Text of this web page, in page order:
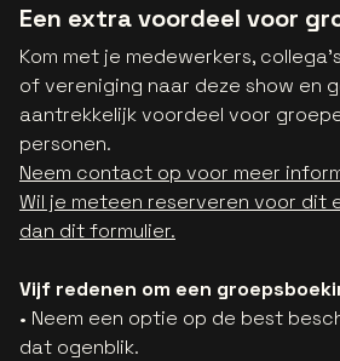
Een extra voordeel voor
Kom met je medewerkers,
of vereniging naar deze show en
aantrekkelijk voordeel voor
personen.
Neem contact op voor meer
Wil je meteen reserveren voor dit
dan dit formulier.
Vijf redenen om een
• Neem een optie op de best
dat ogenblik.